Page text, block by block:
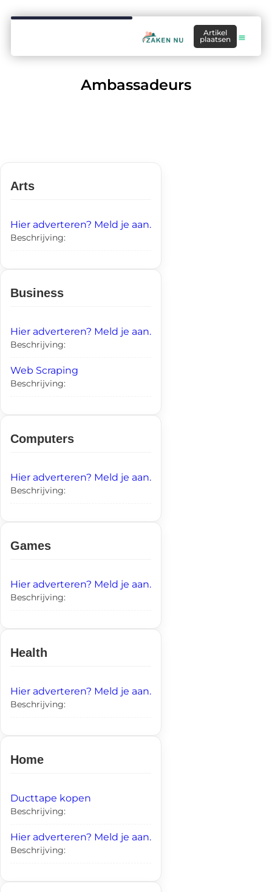
Artikel
plaatsen
Ambassadeurs
Arts
Hier adverteren? Meld je aan.
Beschrijving:
Business
Hier adverteren? Meld je aan.
Beschrijving:
Web Scraping
Beschrijving:
Computers
Hier adverteren? Meld je aan.
Beschrijving:
Games
Hier adverteren? Meld je aan.
Beschrijving:
Health
Hier adverteren? Meld je aan.
Beschrijving:
Home
Ducttape kopen
Beschrijving:
Hier adverteren? Meld je aan.
Beschrijving: